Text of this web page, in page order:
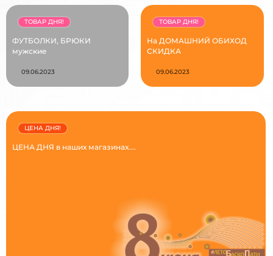
ФУТБОЛКИ, БРЮКИ
мужские
ТОВАР ДНЯ!
09.06.2023
На ДОМАШНИЙ ОБИХОД
СКИДКА
ТОВАР ДНЯ!
09.06.2023
ЦЕНА ДНЯ в наших магазинах....
ЦЕНА ДНЯ!